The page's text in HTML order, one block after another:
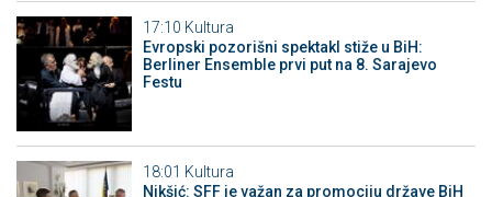
17:10 Kultura
Evropski pozorišni spektakl stiže u BiH:
Berliner Ensemble prvi put na 8. Sarajevo
Festu
18:01 Kultura
Nikšić: SFF je važan za promociju države BiH